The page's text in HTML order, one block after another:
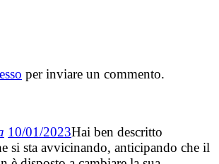
per inviare un commento.
10/01/2023Hai ben descritto
si sta avvicinando, anticipando che il